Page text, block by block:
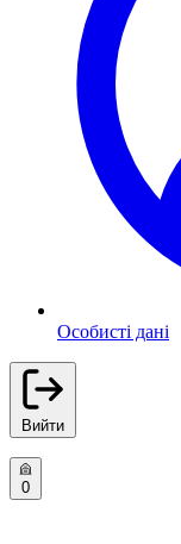
Особисті дані
Вийти
0